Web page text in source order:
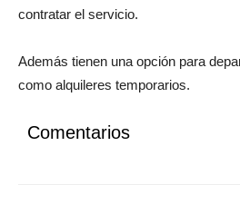
contratar el servicio.
Además tienen una opción para
como alquileres temporarios.
Comentarios